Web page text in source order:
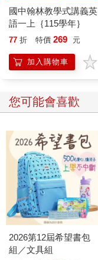
國中翰林教學式講義英
語一上｛115學年｝
77 折 特價 269 元
加入購物車
您可能會喜歡
2026第12屆希望書包
組／文具組